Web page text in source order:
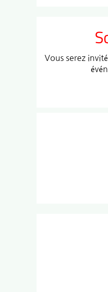
Vous serez